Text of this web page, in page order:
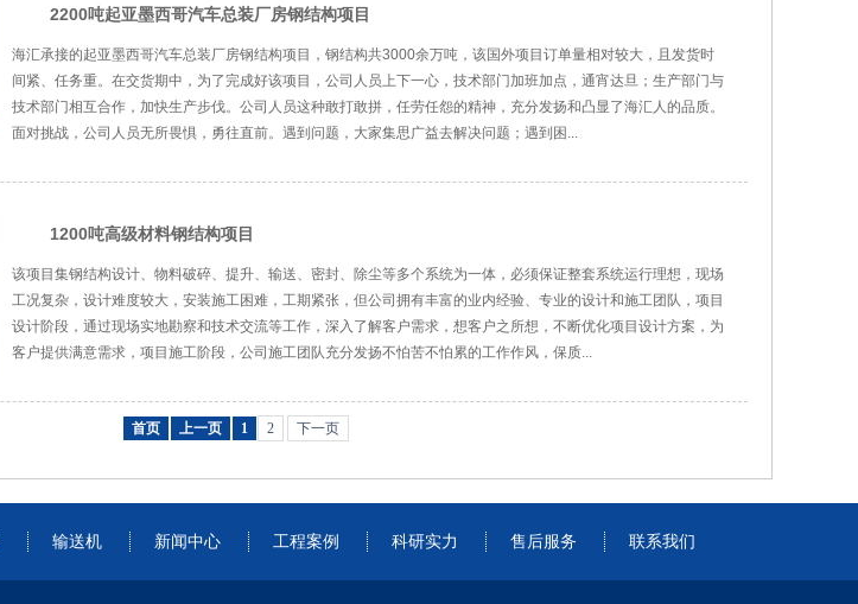
2200吨起亚墨西哥汽车总装厂房钢结构项目
海汇承接的起亚墨西哥汽车总装厂房钢结构项目，钢结构共3000余万吨，该国外项目订单量相对较大，且发货时
间紧、任务重。在交货期中，为了完成好该项目，公司人员上下一心，技术部门加班加点，通宵达旦；生产部门与
技术部门相互合作，加快生产步伐。公司人员这种敢打敢拼，任劳任怨的精神，充分发扬和凸显了海汇人的品质。
面对挑战，公司人员无所畏惧，勇往直前。遇到问题，大家集思广益去解决问题；遇到困...
1200吨高级材料钢结构项目
该项目集钢结构设计、物料破碎、提升、输送、密封、除尘等多个系统为一体，必须保证整套系统运行理想，现场
工况复杂，设计难度较大，安装施工困难，工期紧张，但公司拥有丰富的业内经验、专业的设计和施工团队，项目
设计阶段，通过现场实地勘察和技术交流等工作，深入了解客户需求，想客户之所想，不断优化项目设计方案，为
客户提供满意需求，项目施工阶段，公司施工团队充分发扬不怕苦不怕累的工作作风，保质...
首页 上一页 1 2 下一页
输送机 新闻中心 工程案例 科研实力 售后服务 联系我们